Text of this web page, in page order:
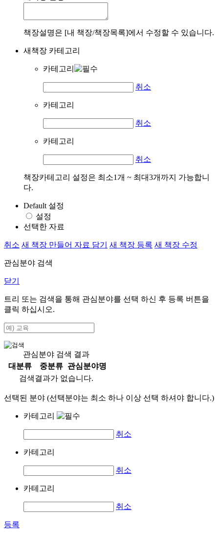
책장설명은 [내 책장/책장목록]에서 수정할 수 있습니다.
새책장 카테고리
카테고리
취소
카테고리
취소
카테고리
취소
책장카테고리 설정은 최소1개 ~ 최대3개까지 가능합니
다.
Default 설정
설정
선택한 자료
취소 새 책장 만들어 자료 담기 새 책장 등록 새 책장 수정
관심분야 검색
닫기
트리 또는 검색을 통해 관심분야를 선택 하신 후 등록 버튼을
클릭 하십시오.
관심분야 검색 결과
대분류
중분류
관심분야명
검색결과가 없습니다.
선택된 분야 (선택분야는 최소 하나 이상 선택 하셔야 합니다.)
카테고리
취소
카테고리
취소
카테고리
취소
등록